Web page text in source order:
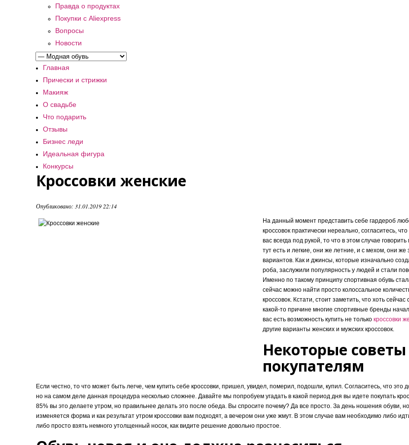
Правда о продуктах
Покупки с Aliexpress
Вопросы
Новости
Главная
Прически и стрижки
Макияж
О свадьбе
Что подарить
Отзывы
Бизнес леди
Идеальная фигура
Конкурсы
Кроссовки женские
Опубликовано: 31.01.2019 22:14
На данный момент представить себе гардероб
кроссовок практически нереально, согласитесь,
вас всегда под рукой, то что в этом случае
тут есть и легкие, они же летние, и с мехом, они же
вариантов. Как и джинсы, которые изначально
роба, заслужили популярность у людей и стали
Именно по такому принципу спортивная обувь
сейчас можно найти просто колоссальное
кроссовок. Кстати, стоит заметить, что хоть
какой-то причине многие спортивные бренды
вас есть возможность купить не только кроссовки
другие варианты женских и мужских кроссовок.
Некоторые советы
покупателям
Если честно, то что может быть легче, чем купить себе кроссовки, пришел, увидел, померил, подошли, купил. Согласитесь, что это
но на самом деле данная процедура несколько сложнее. Давайте мы попробуем угадать в какой период дня вы идете покупать
85% вы это делаете утром, но правильнее делать это после обеда. Вы спросите почему? Да все просто. За день ношения обуви,
изменяется форма и как результат утром кроссовки вам подходят, а вечером они уже жмут. В этом случае вам необходимо либо
либо просто взять немного утолщенный носок, как видите решение довольно простое.